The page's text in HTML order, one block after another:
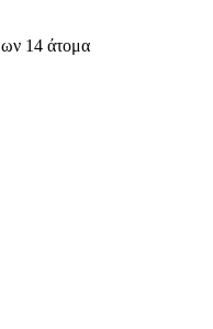
14 άτομα